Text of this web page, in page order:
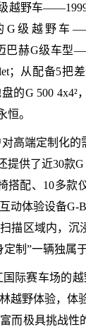
越野车——1999
G级越野车
巴赫G级车型
；从配备5把
的G 500 4x4²
恒。
高端定制化
提供了近30款
搭配、10多款
动体验设备G-
描区域内，沉
制”一辆独属
际赛车场的
越野体验，体
而极具挑战性